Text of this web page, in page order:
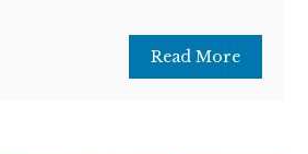
Read More